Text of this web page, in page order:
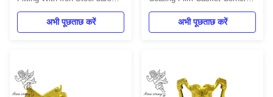
Product Description: One set
include 4pcs big casket
carners, 8 pcs small casket
short steel bars (66cm). 1.
4pcs big coffin corners 2.
8pcs small coffin corners ...
अभी पूछताछ करें
is a perfect decoration for
coffins and caskets. It is a
set of 4 pieces, easy to
look to the casket, adding a
touch of style and beauty. If
you are looking for a ...
अभी पूछताछ करें